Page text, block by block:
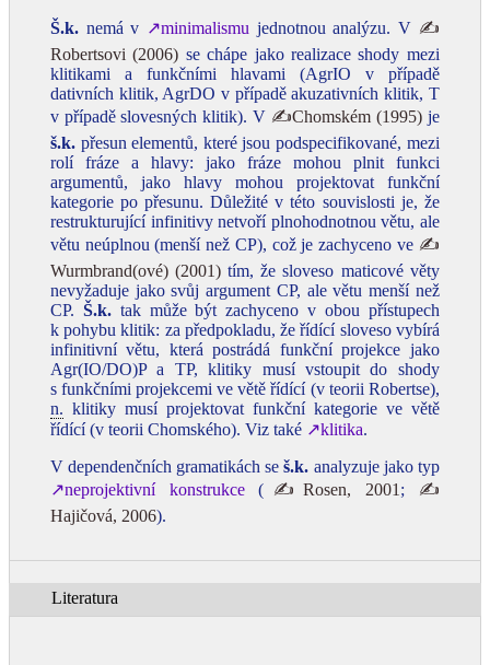
Š.k. nemá v ↗minimalismu jednotnou analýzu. V ✍
Robertsovi (2006) se chápe jako realizace shody mezi
klitikami a funkčními hlavami (AgrIO v případě
dativních klitik, AgrDO v případě akuzativních klitik, T
v případě slovesných klitik). V ✍Chomském (1995) je
š.k. přesun elementů, které jsou podspecifikované, mezi
rolí fráze a hlavy: jako fráze mohou plnit funkci
argumentů, jako hlavy mohou projektovat funkční
kategorie po přesunu. Důležité v této souvislosti je, že
restrukturující infinitivy netvoří plnohodnotnou větu, ale
větu neúplnou (menší než CP), což je zachyceno ve ✍
Wurmbrand(ové) (2001) tím, že sloveso maticové věty
nevyžaduje jako svůj argument CP, ale větu menší než
CP. Š.k.tak může být zachyceno v obou přístupech
k pohybu klitik: za předpokladu, že řídící sloveso vybírá
infinitivní větu, která postrádá funkční projekce jako
Agr(IO/DO)P a TP, klitiky musí vstoupit do shody
s funkčními projekcemi ve větě řídící (v teorii Robertse),
n. klitiky musí projektovat funkční kategorie ve větě
řídící (v teorii Chomského). Viz také ↗klitika.
V dependenčních gramatikách seš.k. analyzuje jako typ
↗neprojektivní konstrukce( ✍Rosen, 2001 ; ✍
Hajičová, 2006).
Literatura